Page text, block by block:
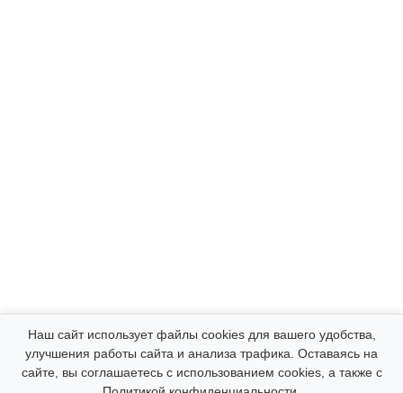
Компания
Каталог
Наш сайт использует файлы cookies для вашего удобства,
улучшения работы сайта и анализа трафика. Оставаясь на
сайте, вы соглашаетесь с использованием cookies, а также с